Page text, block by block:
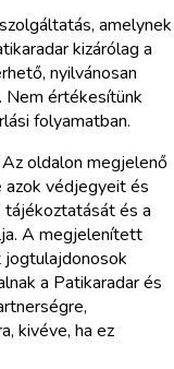
amelynek
kizárólag a
nyilvánosan
Nem értékesítünk
folyamatban.
oldalon megjelenő
azok védjegyeit és
és a
A megjelenített
jogtulajdonosok
a Patikaradar és
kivéve, ha ez